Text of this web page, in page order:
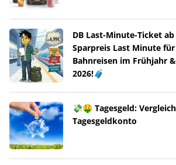
DB Last-Minute-Ticket
Sparpreis Last Minute
Bahnreisen im Frühjahr
2026!🧳
💸🤑 Tagesgeld:
Tagesgeldkonto